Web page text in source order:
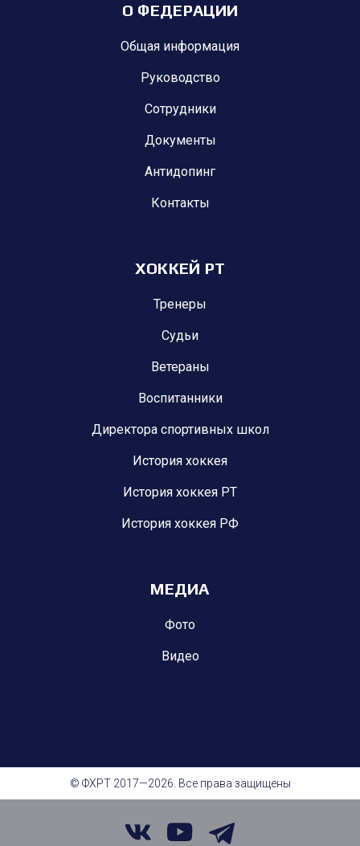
О ФЕДЕРАЦИИ
Общая информация
Руководство
Сотрудники
Документы
Антидопинг
Контакты
ХОККЕЙ РТ
Тренеры
Судьи
Ветераны
Воспитанники
Директора спортивных школ
История хоккея
История хоккея РТ
История хоккея РФ
МЕДИА
Фото
Видео
© ФХРТ 2017—2026. Все права защищены